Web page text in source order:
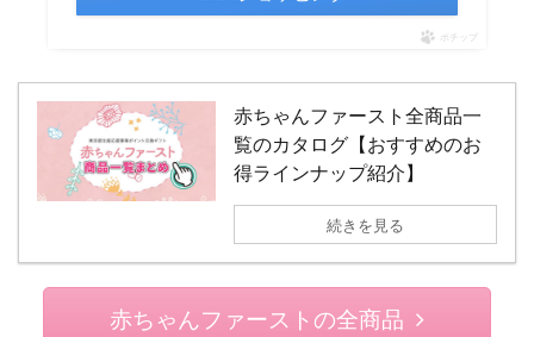
ポチップ
赤ちゃんファースト全商品一
覧のカタログ【おすすめのお
得ラインナップ紹介】
続きを見る
赤ちゃんファーストの全商品